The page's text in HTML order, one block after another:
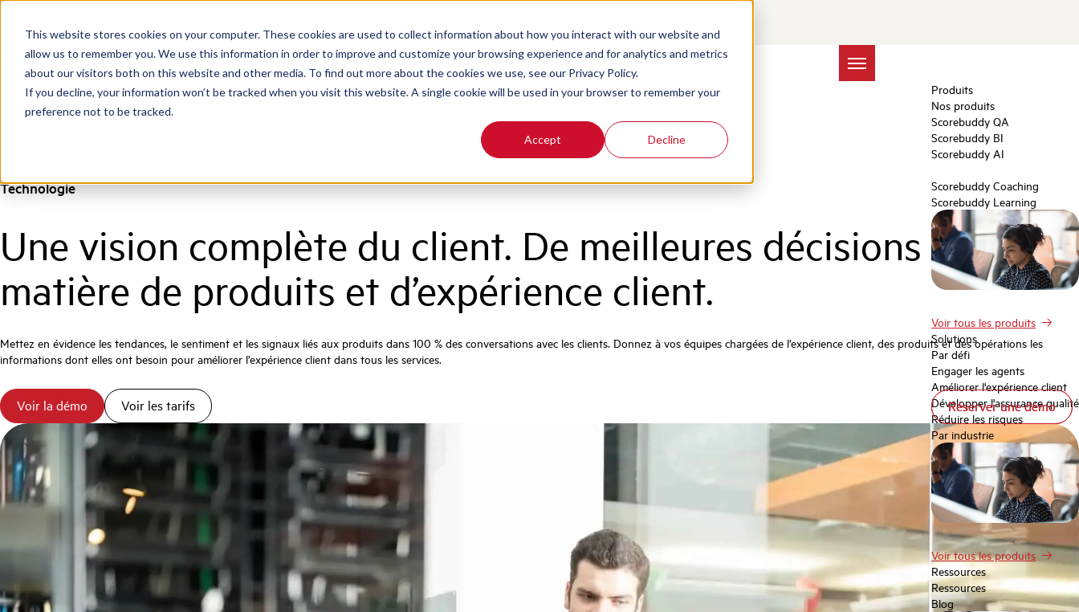
This website stores cookies on your computer. These cookies are used to collect information about how you interact with our website and
allow us to remember you. We use this information in order to improve and customize your browsing experience and for analytics and metrics
about our visitors both on this website and other media. To find out more about the cookies we use, see our Privacy Policy.
If you decline, your information won’t be tracked when you visit this website. A single cookie will be used in your browser to remember your
preference not to be tracked.
Accept Decline
Produits
Nos produits
Scorebuddy QA
Scorebuddy BI
Scorebuddy AI
Scorebuddy Coaching
Scorebuddy Learning
Voir tous les produits
Solutions
Par défi
Engager les agents
Améliorer l'expérience client
Développer l'assurance qualité
Réduire les risques
Par industrie
Voir tous les produits
Ressources
Ressources
Blog
Réserver une démo
Réserver une démo
Technologie
Une vision complète du client. De meilleures décisions en
matière de produits et d’expérience client.
Mettez en évidence les tendances, le sentiment et les signaux liés aux produits dans 100 % des conversations avec les clients. Donnez à vos équipes chargées de l’expérience client, des produits et des opérations les
informations dont elles ont besoin pour améliorer l’expérience client dans tous les services.
Voir la démo Voir les tarifs